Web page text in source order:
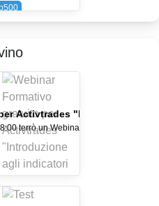
Webinar Formativo gratuito per
terrò un Webinar Formativo gratuito